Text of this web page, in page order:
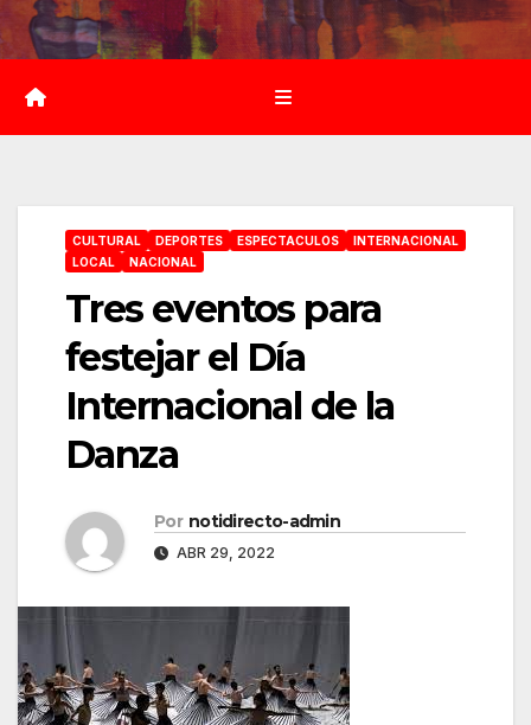
Saltar
al
contenido
CULTURAL DEPORTES ESPECTACULOS
INTERNACIONAL
LOCAL
NACIONAL
Tres eventos para
festejar el Día
Internacional de la
Danza
Por notidirecto-admin
ABR 29, 2022